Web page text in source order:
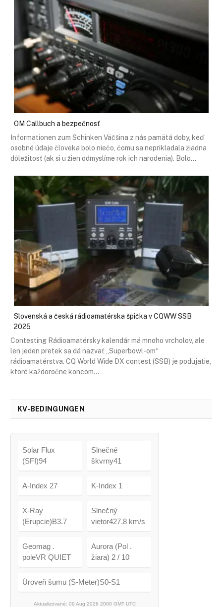
OM Callbuch a bezpečnosť
Informationen zum Schinken Väčšina z nás pamätá doby, keď
osobné údaje človeka bolo niečo, čomu sa neprikladala žiadna
dôležitosť (ak si u žien odmyslíme rok ich narodenia). Bolo…
Slovenská a česká rádioamatérska špička v CQWW SSB
2025
Contesting Rádioamatérsky kalendár má mnoho vrcholov, ale
len jeden pretek sa dá nazvať „Superbowl-om“
rádioamatérstva. CQ World Wide DX contest (SSB) je podujatie,
ktoré každoročne koncom…
KV-BEDINGUNGEN
Solar Flux
(SFI)94
Slnečné
škvrny41
A-Index 27 K-Index 1
X-Ray
(Erupcie)B3.7
Slnečný
vietor427.8 km/s
Geomag .
poleVR QUIET
Aurora (Pol .
žiara) 2 / 10
Úroveň šumu (S-Meter)S0-S1
Aktualizované: 09 Aug 2026 2000 GMT UTC